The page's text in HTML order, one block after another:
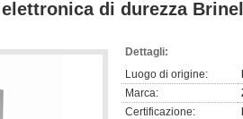
di durezza
Dettagli:
Luogo di origine:
Marca:
Certificazione: